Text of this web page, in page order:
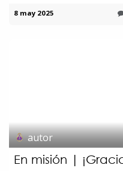
8 may 2025
autor
En misión |